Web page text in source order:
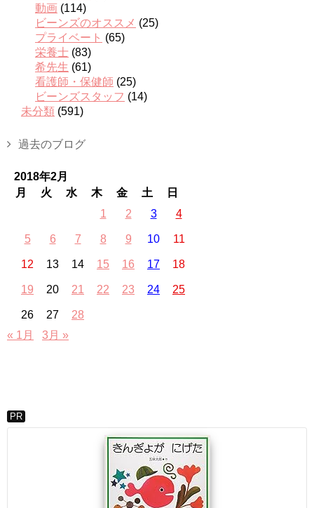
動画 (114)
ビーンズのオススメ (25)
プライベート (65)
栄養士 (83)
希先生 (61)
看護師・保健師 (25)
ビーンズスタッフ (14)
未分類 (591)
過去のブログ
2018年2月
月
火 水 木 金 土
日
1
2 3 4
5 6 7 8 9 10 11
12 13 14 15 16 17 18
19 20 21 22 23 24 25
26 27
28
« 1月
3月 »
PR